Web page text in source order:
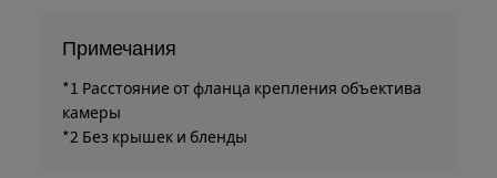
Примечания
*1 Расстояние от фланца крепления объектива
камеры
*2 Без крышек и бленды